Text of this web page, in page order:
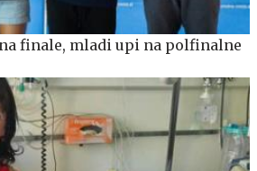
finale, mladi upi na polfinalne